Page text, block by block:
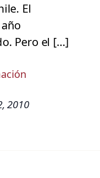
El
Pero el […]
2010